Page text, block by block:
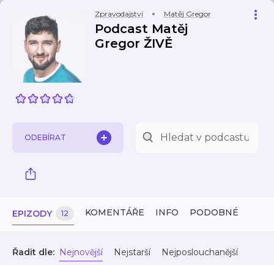
Zpravodajství Matěj Gregor
Podcast Matěj
Gregor ŽIVĚ
ODEBÍRAT
EPIZODY 12 KOMENTÁŘE INFO PODOBNÉ
Řadit dle: Nejnovější Nejstarší Nejposlouchanější